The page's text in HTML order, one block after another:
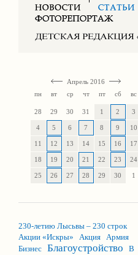
Апрель 2016
пн
вт ср чт пт сб вс
28 29 30 31 1 2 3
4 5 6 7 8 9 10
11 12 13 14 15 16 17
18 19 20 21 22 23 24
25 26 27 28 29 30 1
230-летию Лысьвы – 230 строк
Акции «Искры»
Акция Армия
Бизнес Благоустройство
В